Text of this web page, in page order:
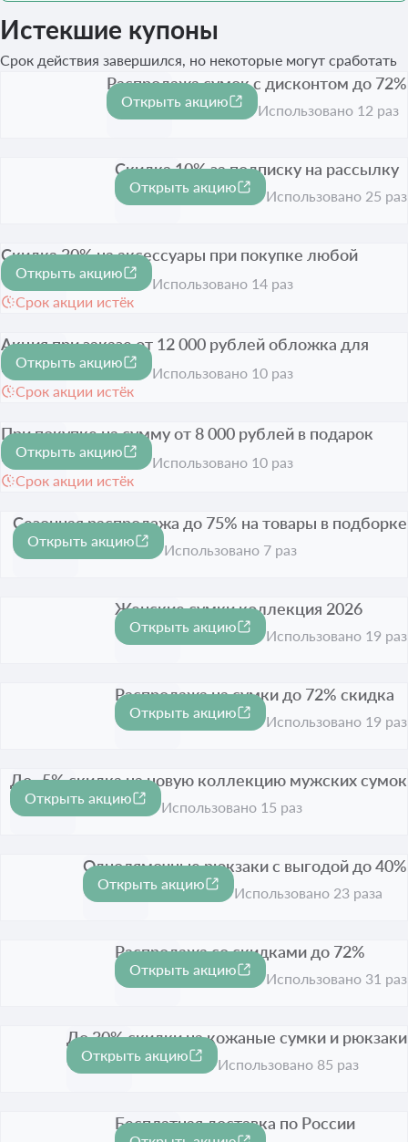
Истекшие купоны
Срок действия завершился, но некоторые могут сработать
-72%
Распродажа сумок с дисконтом до 72%
Срок акции истёк
Открыть акцию
Использовано 12 раз
-10%
Скидка 10% за подписку на рассылку
Срок акции истёк
Открыть акцию
Использовано 25 раз
-30%
Скидка 30% на аксессуары при покупке любой
сумки
Срок акции истёк
Открыть акцию
Использовано 14 раз
Акция при заказе от 12 000 рублей обложка для
паспорта
Срок акции истёк
Открыть акцию
Использовано 10 раз
При покупке на сумму от 8 000 рублей в подарок
кардхолдер
Срок акции истёк
Открыть акцию
Использовано 10 раз
-75%
Сезонная распродажа до 75% на товары в подборке
Срок акции истёк
Открыть акцию
Использовано 7 раз
Женские сумки коллекция 2026
Срок акции истёк
Открыть акцию
Использовано 19 раз
-72%
Распродажа на сумки до 72% скидка
Срок акции истёк
Открыть акцию
Использовано 19 раз
-5%
До -5% скидка на новую коллекцию мужских сумок
Срок акции истёк
Открыть акцию
Использовано 15 раз
-40%
Однолямочные рюкзаки с выгодой до 40%
Срок акции истёк
Открыть акцию
Использовано 23 раза
-72%
Распродажа со скидками до 72%
Срок акции истёк
Открыть акцию
Использовано 31 раз
-30%
До 30% скидки на кожаные сумки и рюкзаки
Срок акции истёк
Открыть акцию
Использовано 85 раз
Бесплатная доставка по России